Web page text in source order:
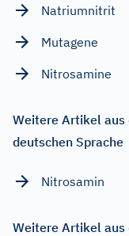
Natriumnitrit
Mutagene
Nitrosamine
Weitere Artikel aus
deutschen Sprache
Nitrosamin
Weitere Artikel aus